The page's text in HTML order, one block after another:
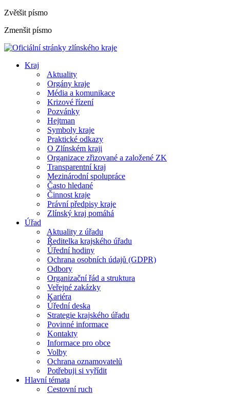
Zvětšit písmo
Zmenšit písmo
Kraj
Aktuality
Orgány kraje
Média a komunikace
Krizové řízení
Pozvánky
Hejtman
Symboly kraje
Praktické odkazy
O Zlínském kraji
Organizace zřizované a založené ZK
Transparentní kraj
Mezinárodní spolupráce
Často hledané
Činnost kraje
Právní předpisy kraje
Zlínský kraj pomáhá
Úřad
Aktuality z úřadu
Ředitelka krajského úřadu
Úřední hodiny
Ochrana osobních údajů (GDPR)
Odbory
Organizační řád a struktura
Veřejné zakázky
Kariéra
Úřední deska
Strategie krajského úřadu
Povinné informace
Kontakty
Informace pro obce
Volby
Ochrana oznamovatelů
Potřebuji si vyřídit
Hlavní témata
Cestovní ruch